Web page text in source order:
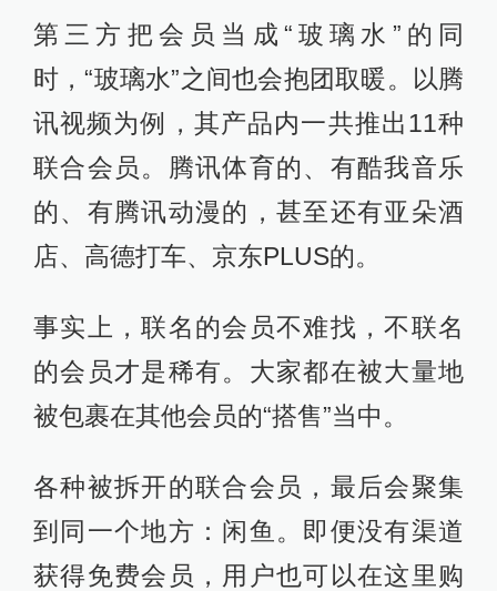
第三方把会员当成“玻璃水”的同
时，“玻璃水”之间也会抱团取暖。以腾
讯视频为例，其产品内一共推出11种
联合会员。腾讯体育的、有酷我音乐
的、有腾讯动漫的，甚至还有亚朵酒
店、高德打车、京东PLUS的。
事实上，联名的会员不难找，不联名
的会员才是稀有。大家都在被大量地
被包裹在其他会员的“搭售”当中。
各种被拆开的联合会员，最后会聚集
到同一个地方：闲鱼。即便没有渠道
获得免费会员，用户也可以在这里购